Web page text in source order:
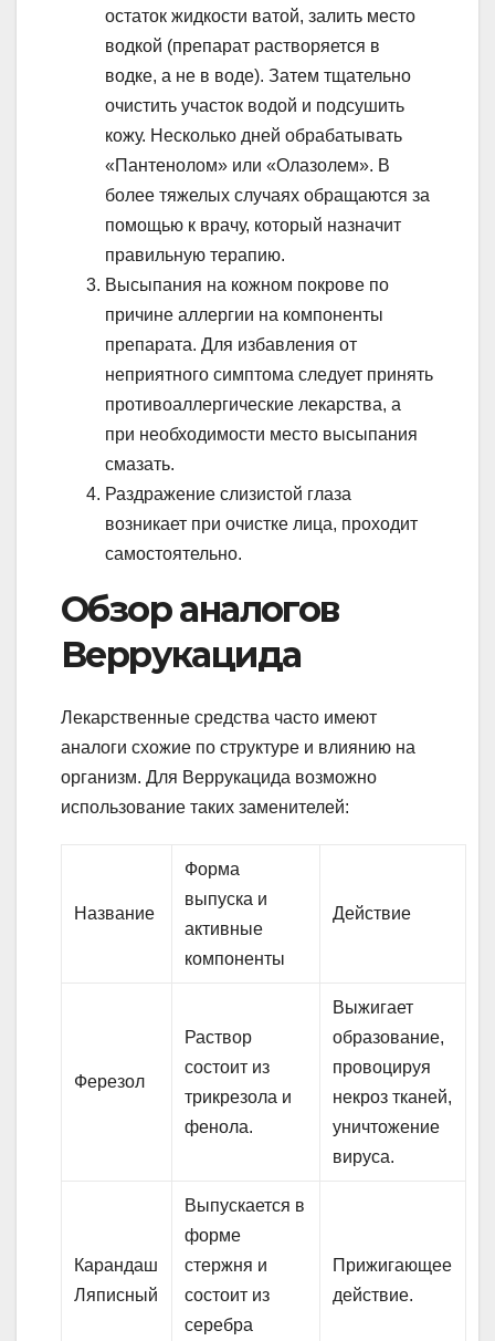
остаток жидкости ватой, залить место
водкой (препарат растворяется в
водке, а не в воде). Затем тщательно
очистить участок водой и подсушить
кожу. Несколько дней обрабатывать
«Пантенолом» или «Олазолем». В
более тяжелых случаях обращаются за
помощью к врачу, который назначит
правильную терапию.
Высыпания на кожном покрове по
причине аллергии на компоненты
препарата. Для избавления от
неприятного симптома следует принять
противоаллергические лекарства, а
при необходимости место высыпания
смазать.
Раздражение слизистой глаза
возникает при очистке лица, проходит
самостоятельно.
Обзор аналогов
Веррукацида
Лекарственные средства часто имеют
аналоги схожие по структуре и влиянию на
организм. Для Веррукацида возможно
использование таких заменителей:
Название
Форма
выпуска и
активные
компоненты
Действие
Ферезол
Раствор
состоит из
трикрезола и
фенола.
Выжигает
образование,
провоцируя
некроз тканей,
уничтожение
вируса.
Карандаш
Ляписный
Выпускается в
форме
стержня и
состоит из
серебра
Прижигающее
действие.